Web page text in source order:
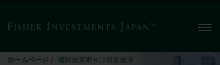
ホームページ / 機関投資家向け資産運用